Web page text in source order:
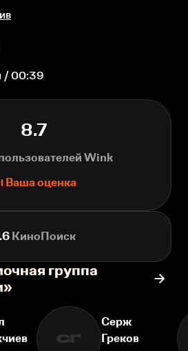
/ 00:39
8.7
Wink
Ваша оценка
КиноПоиск
группа
СГ
Серж
Греков